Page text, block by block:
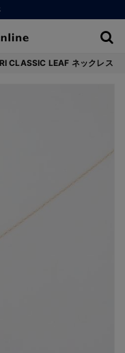
CLASSIC LEAF ネックレス